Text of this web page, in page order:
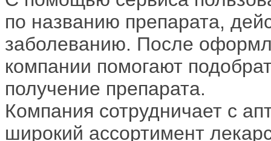
по названию препарата,
заболеванию. После
компании помогают
получение препарата.
Компания сотрудничает с
широкий ассортимент